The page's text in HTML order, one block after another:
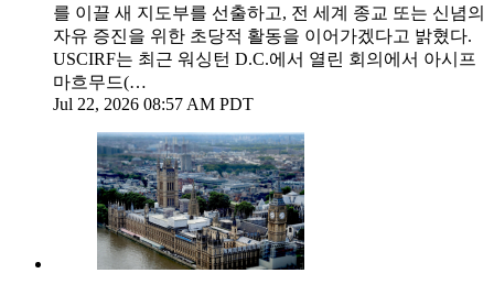
를 이끌 새 지도부를 선출하고, 전 세계 종교 또는 신념의
자유 증진을 위한 초당적 활동을 이어가겠다고 밝혔다.
USCIRF는 최근 워싱턴 D.C.에서 열린 회의에서 아시프
마흐무드(…
Jul 22, 2026 08:57 AM PDT